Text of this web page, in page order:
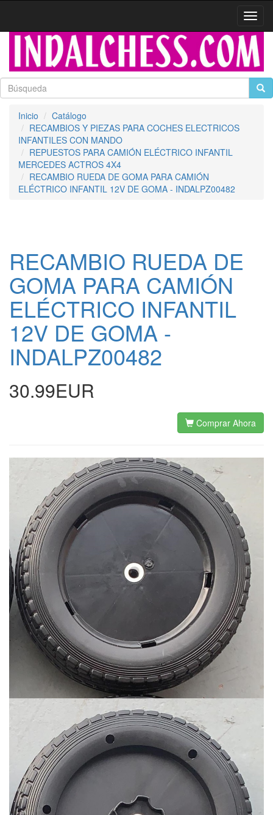
Inicio
Catálogo
RECAMBIOS Y PIEZAS PARA COCHES ELECTRICOS
INFANTILES CON MANDO
REPUESTOS PARA CAMIÓN ELÉCTRICO INFANTIL
MERCEDES ACTROS 4X4
RECAMBIO RUEDA DE GOMA PARA CAMIÓN
ELÉCTRICO INFANTIL 12V DE GOMA - INDALPZ00482
RECAMBIO RUEDA DE
GOMA PARA CAMIÓN
ELÉCTRICO INFANTIL
12V DE GOMA -
INDALPZ00482
30.99EUR
Comprar Ahora